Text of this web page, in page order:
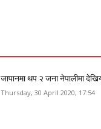
जापानमा थप २ जना नेपालीमा
Thursday, 30 April 2020, 17:54